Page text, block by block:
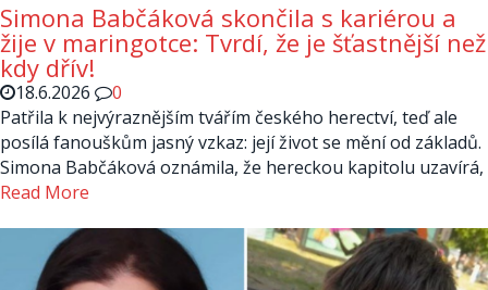
Simona Babčáková skončila s kariérou a
žije v maringotce: Tvrdí, že je šťastnější než
kdy dřív!
18.6.2026
0
Patřila k nejvýraznějším tvářím českého herectví, teď ale
posílá fanouškům jasný vzkaz: její život se mění od základů.
Simona Babčáková oznámila, že hereckou kapitolu uzavírá,
Read More